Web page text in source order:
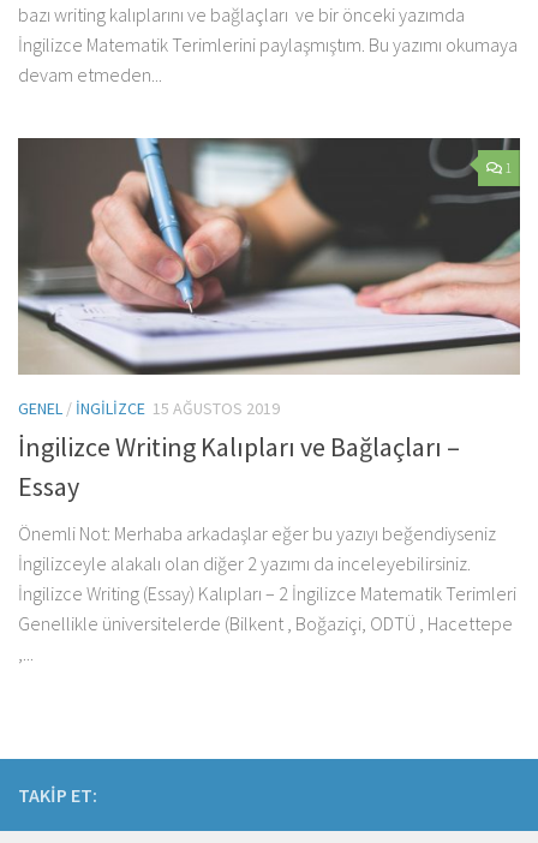
bazı writing kalıplarını ve bağlaçları ve bir önceki yazımda
İngilizce Matematik Terimlerini paylaşmıştım. Bu yazımı okumaya
devam etmeden...
1
GENEL / İNGILIZCE 15 AĞUSTOS 2019
İngilizce Writing Kalıpları ve Bağlaçları –
Essay
Önemli Not: Merhaba arkadaşlar eğer bu yazıyı beğendiyseniz
İngilizceyle alakalı olan diğer 2 yazımı da inceleyebilirsiniz.
İngilizce Writing (Essay) Kalıpları – 2 İngilizce Matematik Terimleri
Genellikle üniversitelerde (Bilkent , Boğaziçi, ODTÜ , Hacettepe
,...
TAKIP ET: